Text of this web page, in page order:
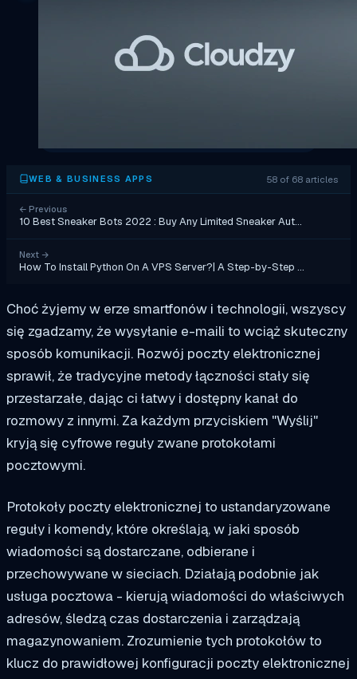
WEB & BUSINESS APPS 58 of 68 articles
← Previous
10 Best Sneaker Bots 2022 : Buy Any Limited Sneaker Aut…
Next →
How To Install Python On A VPS Server?| A Step-by-Step …
Choć żyjemy w erze smartfonów i technologii, wszyscy
się zgadzamy, że wysyłanie e-maili to wciąż skuteczny
sposób komunikacji. Rozwój poczty elektronicznej
sprawił, że tradycyjne metody łączności stały się
przestarzałe, dając ci łatwy i dostępny kanał do
rozmowy z innymi. Za każdym przyciskiem "Wyślij"
kryją się cyfrowe reguły zwane protokołami
pocztowymi.
Protokoły poczty elektronicznej to ustandaryzowane
reguły i komendy, które określają, w jaki sposób
wiadomości są dostarczane, odbierane i
przechowywane w sieciach. Działają podobnie jak
usługa pocztowa - kierują wiadomości do właściwych
adresów, śledzą czas dostarczenia i zarządzają
magazynowaniem. Zrozumienie tych protokołów to
klucz do prawidłowej konfiguracji poczty elektronicznej